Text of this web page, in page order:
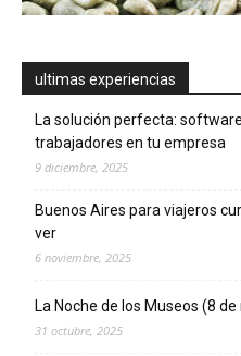
ultimas experiencias
La solución perfecta:
trabajadores en tu empresa
9 diciembre, 2025
Buenos Aires para viajeros
ver
6 noviembre, 2025
La Noche de los Museos (8
31 octubre, 2025